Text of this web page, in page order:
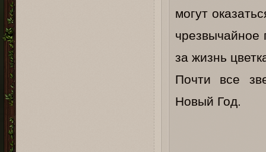
могут
за жизнь
Почти все
Новый Год.